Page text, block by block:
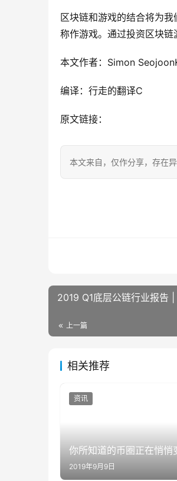
区块链和游戏的结合将为
称作游戏。通过投资区块链
本文作者：Simon
编译：行走的翻译C
原文链接：
本文来自 ，仅作分享，存在
2019 Q1底层公链行业报告
上一篇
相关推荐
你所知道的币圈正在悄悄
2019年9月9日
资讯